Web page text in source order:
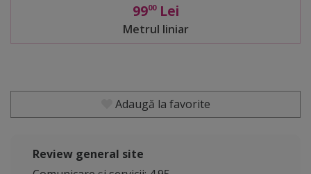
9900Lei
Metrul liniar
Adaugă la favorite
Review general site